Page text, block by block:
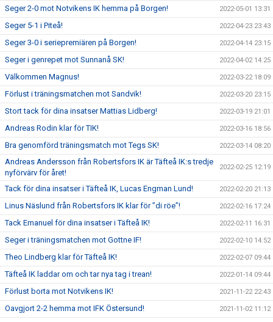
Seger 2-0 mot Notvikens IK hemma på Borgen! 2022-05-01 13:31
Seger 5-1 i Piteå! 2022-04-23 23:43
Seger 3-0 i seriepremiären på Borgen! 2022-04-14 23:15
Seger i genrepet mot Sunnanå SK! 2022-04-02 14:25
Välkommen Magnus! 2022-03-22 18:09
Förlust i träningsmatchen mot Sandvik! 2022-03-20 23:15
Stort tack för dina insatser Mattias Lidberg! 2022-03-19 21:01
Andreas Rodin klar för TIK! 2022-03-16 18:56
Bra genomförd träningsmatch mot Tegs SK! 2022-03-14 08:20
Andreas Andersson från Robertsfors IK är Täfteå IK:s tredje
nyförvärv för året!
2022-02-25 12:19
Tack för dina insatser i Täfteå IK, Lucas Engman Lund! 2022-02-20 21:13
Linus Näslund från Robertsfors IK klar för ”di röe”! 2022-02-16 17:24
Tack Emanuel för dina insatser i Täfteå IK! 2022-02-11 16:31
Seger i träningsmatchen mot Gottne IF! 2022-02-10 14:52
Theo Lindberg klar för Täfteå IK! 2022-02-07 09:44
Täfteå IK laddar om och tar nya tag i trean! 2022-01-14 09:44
Förlust borta mot Notvikens IK! 2021-11-22 22:43
Oavgjort 2-2 hemma mot IFK Östersund! 2021-11-02 11:12